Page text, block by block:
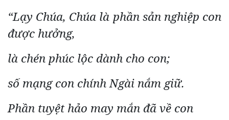
“Lạy Chúa, Chúa là phần sản nghiệp con
được hưởng,
là chén phúc lộc dành cho con;
số mạng con chính Ngài nắm giữ.
Phần tuyệt hảo may mắn đã về con